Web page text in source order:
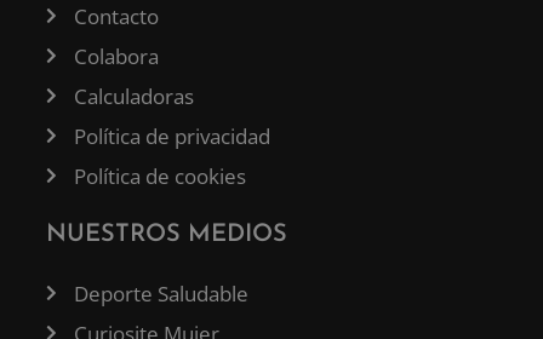
Contacto
Colabora
Calculadoras
Política de privacidad
Política de cookies
NUESTROS MEDIOS
Deporte Saludable
Curiosite Mujer